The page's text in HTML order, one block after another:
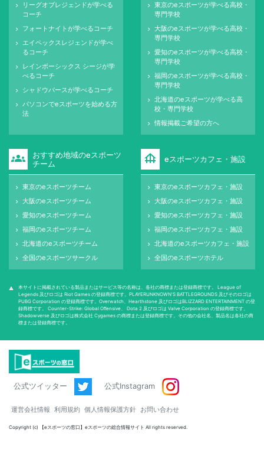
keyboard_arrow_right
リーグオブレジェンドが学べる
コーチ
keyboard_arrow_right フォートナイトが学べるコーチ
keyboard_arrow_right
エイペックスレジェンドが学べ
るコーチ
keyboard_arrow_right
レインボーシックス シージが学
べるコーチ
keyboard_arrow_right シャドウバースが学べるコーチ
keyboard_arrow_right
パソコンでeスポーツを始める方
法
keyboard_arrow_right
東京のeスポーツが学べる高校・
専門学校
keyboard_arrow_right
大阪のeスポーツが学べる高校・
専門学校
keyboard_arrow_right
愛知のeスポーツが学べる高校・
専門学校
keyboard_arrow_right
福岡のeスポーツが学べる高校・
専門学校
keyboard_arrow_right
北海道のeスポーツが学べる高
校・専門学校
keyboard_arrow_right 情報掲載ご希望の方へ
groups
おすすめ地域のeスポーツ
チーム
keyboard_arrow_right 東京のeスポーツチーム
keyboard_arrow_right 大阪のeスポーツチーム
keyboard_arrow_right 愛知のeスポーツチーム
keyboard_arrow_right 福岡のeスポーツチーム
keyboard_arrow_right 北海道のeスポーツチーム
keyboard_arrow_right 全国のeスポーツサークル
foundation eスポーツカフェ・施設
keyboard_arrow_right 東京のeスポーツカフェ・施設
keyboard_arrow_right 大阪のeスポーツカフェ・施設
keyboard_arrow_right 愛知のeスポーツカフェ・施設
keyboard_arrow_right 福岡のeスポーツカフェ・施設
keyboard_arrow_right 北海道のeスポーツカフェ・施設
keyboard_arrow_right 全国のeスポーツホテル
warning
本サイトに掲載されている製品またはサービス等の名称は、各社の商標または登録商標です。 League of
Legends 及びロゴは Riot Games の登録商標です。PLAYERUNKNOWN'S BATTLEGROUNDS 及びそのロゴは
PUBG Corporation の登録商標です。Overwatch、Hearthstone 及びロゴはBLIZZARD ENTERTAINMENT の登
録商標です。 Counter-Strike: Global Oﬀensive、 Dota 2 及びロゴは Valve Corporation の登録商標です。
Shadowverse 及びロゴは株式会社 Cygames の商標または登録商標です。その他の会社名、製品名は各社の商
標または登録商標です。
公式ツイッター 公式Instagram
運営会社情報 利用規約 個人情報保護方針 お問い合わせ
Copyright (c) 【eスポーツの窓口】eスポーツの総合情報サイト All rights reserved.